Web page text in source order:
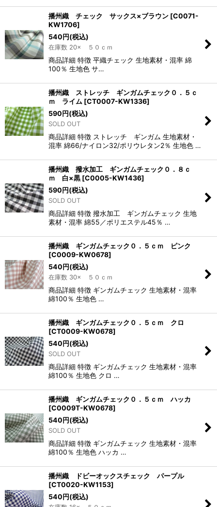
播州織 チェック サックス×ブラウン [C0071-
KW1706]
540円(税込)
在庫数 20× ５０ｃｍ
商品詳細 特徴 平織チェック 生地素材・混率 綿
100％ 生地色 サ…
播州織 ストレッチ ギンガムチェック０．５ｃ
ｍ ライム [CT0007-KW1336]
590円(税込)
SOLD OUT
商品詳細 特徴 ストレッチ ギンガム 生地素材・
混率 綿66/ナイロン32/ポリウレタン2％ 生地色 …
播州織 撥水加工 ギンガムチェック０．８ｃ
ｍ 白×黒 [C0005-KW1436]
590円(税込)
SOLD OUT
商品詳細 特徴 撥水加工 ギンガムチェック 生地
素材・混率 綿55／ポリエステル45％ …
播州織 ギンガムチェック０．５ｃｍ ピンク
[C0009-KW0678]
540円(税込)
在庫数 30× ５０ｃｍ
商品詳細 特徴 ギンガムチェック 生地素材・混率
綿100％ 生地色 …
播州織 ギンガムチェック０．５ｃｍ クロ
[CT0009-KW0678]
540円(税込)
SOLD OUT
商品詳細 特徴 ギンガムチェック 生地素材・混率
綿100％ 生地色 クロ …
播州織 ギンガムチェック０．５ｃｍ ハッカ
[C0009T-KW0678]
540円(税込)
SOLD OUT
商品詳細 特徴 ギンガムチェック 生地素材・混率
綿100％ 生地色 ハッカ …
播州織 ドビーオックスチェック パープル
[CT0020-KW1153]
540円(税込)